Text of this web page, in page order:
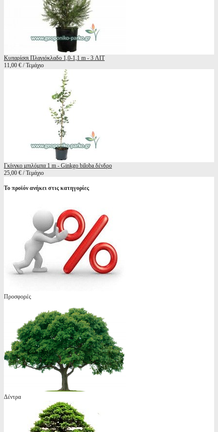
Κυπαρίσσι Πλαγιόκλαδο 1,0-1,1 m - 3 ΛΙΤ
11,00 € / Τεμάχιο
Γκίνγκο μπιλόμπα 1 m - Ginkgo biloba δένδρο
25,00 € / Τεμάχιο
Το προϊόν ανήκει στις κατηγορίες
Προσφορές
Δέντρα